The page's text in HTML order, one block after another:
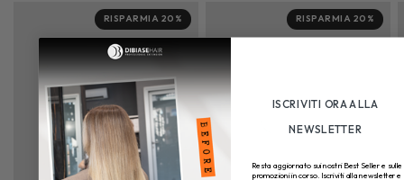
RISPARMIA 20% RISPARMIA 20%
ISCRIVITI ORA ALLA
NEWSLETTER
Resta aggiornato sui nostri Best Seller e sulle
promozioni in corso. Iscriviti alla newsletter e